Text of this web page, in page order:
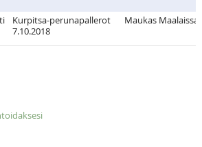
Kurpitsa-perunapallerot
7.10.2018
Maukas